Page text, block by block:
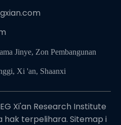
Jinye, Zon Pembangunan
Xi 'an, Shaanxi
Xi'an Research Institute
hak terpelihara. Sitemap i